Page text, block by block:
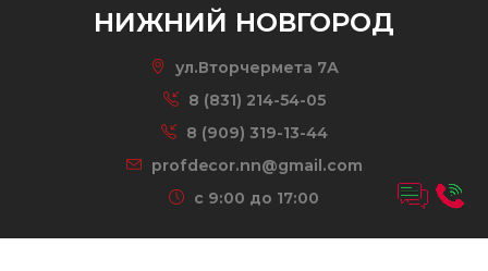
НИЖНИЙ НОВГОРОД
ул.Вторчермета 7А
8 (831) 214-54-05
8 (909) 319-13-44
profdecor.nn@gmail.com
c 9:00 до 17:00